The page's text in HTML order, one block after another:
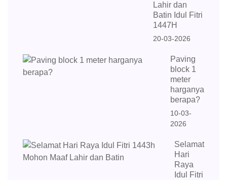
Lahir dan
Batin Idul Fitri
1447H
20-03-2026
Paving
block 1
meter
harganya
berapa?
10-03-
2026
Selamat
Hari
Raya
Idul Fitri